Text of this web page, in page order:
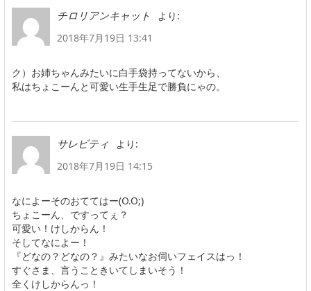
チロリアンキャット
より:
2018年7月19日 13:41
ク）お姉ちゃんみたいに白手袋持ってないから、
私はちょこーんと可愛い生手生足で勝負にゃの。
サレビティ
より:
2018年7月19日 14:15
なによーそのおててはー(O.O;)
ちょこーん、ですってぇ？
可愛い！けしからん！
そしてなによー！
『どなの？どなの？』みたいなお伺いフェイスはっ！
すぐさま、言うこときいてしまいそう！
全くけしからんっ！